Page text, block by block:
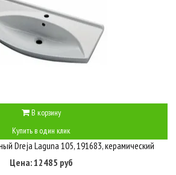
В корзину
Купить в один клик
Dreja Laguna 105, 191683, керамический
Цена: 12485 руб